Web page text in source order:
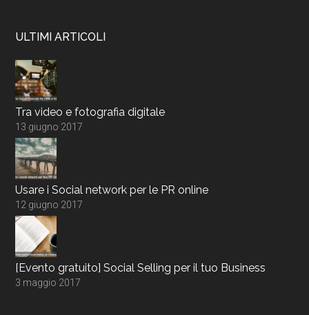
ULTIMI ARTICOLI
Tra video e fotografia digitale
13 giugno 2017
Usare i Social network per le PR online
12 giugno 2017
[Evento gratuito] Social Selling per il tuo Business
3 maggio 2017